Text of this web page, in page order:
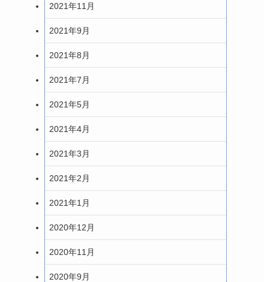
2021年11月
2021年9月
2021年8月
2021年7月
2021年5月
2021年4月
2021年3月
2021年2月
2021年1月
2020年12月
2020年11月
2020年9月